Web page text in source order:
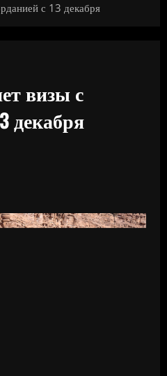
с 13 декабря
визы с
декабря